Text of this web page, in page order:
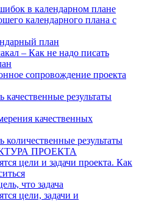
в календарном плане
календарного плана с
план
– Как не надо писать
сопровождение проекта
качественные результаты
качественных
количественные результаты
ПРОЕКТА
цели и задачи проекта. Как
что задача
цели, задачи и